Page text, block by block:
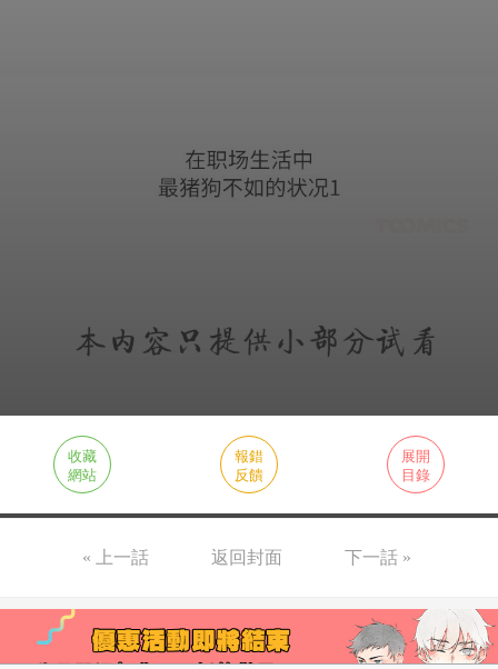
收藏
網站
報錯
反饋
展開
目錄
« 上一話 返回封面 下一話 »